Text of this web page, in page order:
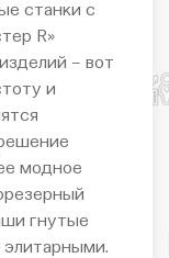
станки с
R»
– вот
и
модное
гнутые